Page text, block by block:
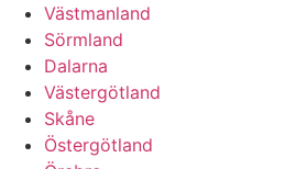
Västmanland
Sörmland
Dalarna
Västergötland
Skåne
Östergötland